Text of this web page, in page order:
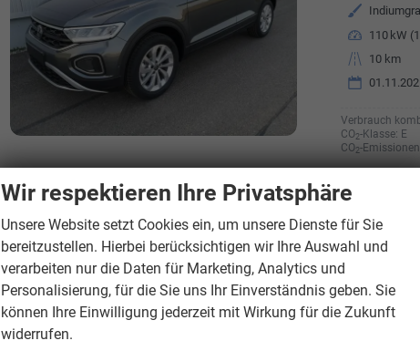
Außenfarbe
Leistung 110 kW
Kilometerstand
10 km
Verbrauch
CO2-Klasse: E
CO2-
Wir respektieren Ihre Privatsphäre
Unsere Website setzt Cookies ein, um unsere Dienste für Sie
bereitzustellen. Hierbei berücksichtigen wir Ihre Auswahl und
verarbeiten nur die Daten für Marketing, Analytics und
Personalisierung, für die Sie uns Ihr Einverständnis geben. Sie
können Ihre Einwilligung jederzeit mit Wirkung für die Zukunft
widerrufen.